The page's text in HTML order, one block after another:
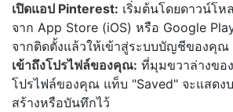
เปิดแอป Pinterest: เริ่มต้นโดยดาวน์โห
จาก App Store (iOS) หรือ Google
จากติดตั้งแล้วให้เข้าสู่ระบบบัญชีของคุณ
เข้าถึงโปรไฟล์ของคุณ: ที่มุมขวาล่างขอ
โปรไฟล์ของคุณ แท็บ "Saved" จะแสด
สร้างหรือบันทึกไว้